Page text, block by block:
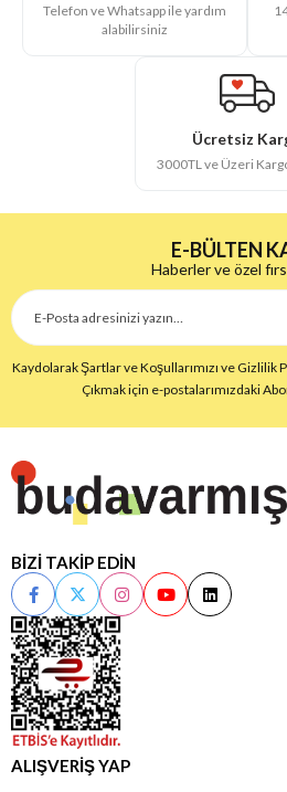
Telefon ve Whatsapp ile yardım
alabilirsiniz
Ücretsiz
3000TL ve Üzeri
E-BÜLTEN
Haberler ve özel
Kaydolarak Şartlar ve Koşullarımızı ve Gizlilik
Çıkmak için e-postalarımızdaki
BİZİ TAKİP EDİN
ALIŞVERİŞ YAP